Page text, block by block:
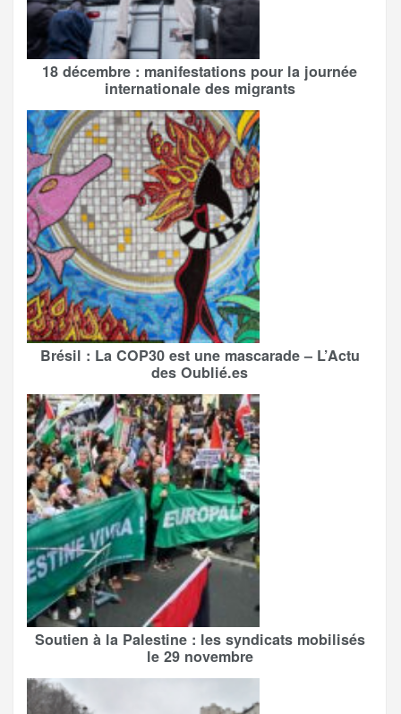
18 décembre : manifestations pour la journée
internationale des migrants
Brésil : La COP30 est une mascarade – L’Actu
des Oublié.es
Soutien à la Palestine : les syndicats mobilisés
le 29 novembre